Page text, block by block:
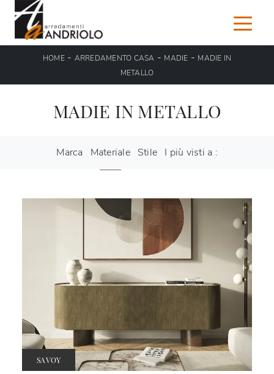
HOME- ARREDAMENTO CASA - MADIE - MADIE IN
METALLO
MADIE IN METALLO
Marca Materiale Stile I più visti a :
SAVOY